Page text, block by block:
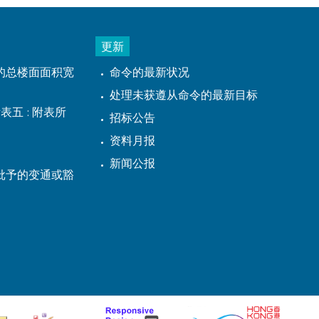
总楼面面积宽
五 : 附表所
予的变通或豁
更新
命令的最新状况
处理未获遵从命令的最新目标
招标公告
资料月报
新闻公报